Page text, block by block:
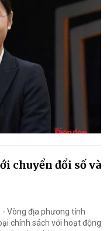
chuyển đổi số và
- Vòng địa phương tỉnh
chính sách với hoạt động